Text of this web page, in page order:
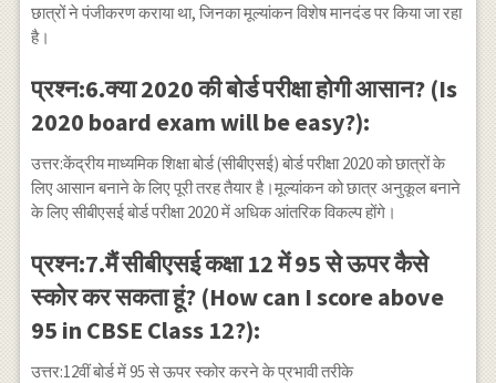
छात्रों ने पंजीकरण कराया था, जिनका मूल्यांकन विशेष मानदंड पर किया जा रहा
है।
प्रश्न:6.क्या 2020 की बोर्ड परीक्षा होगी आसान? (Is
2020 board exam will be easy?):
उत्तर:केंद्रीय माध्यमिक शिक्षा बोर्ड (सीबीएसई) बोर्ड परीक्षा 2020 को छात्रों के
लिए आसान बनाने के लिए पूरी तरह तैयार है।मूल्यांकन को छात्र अनुकूल बनाने
के लिए सीबीएसई बोर्ड परीक्षा 2020 में अधिक आंतरिक विकल्प होंगे।
प्रश्न:7.मैं सीबीएसई कक्षा 12 में 95 से ऊपर कैसे
स्कोर कर सकता हूं? (How can I score above
95 in CBSE Class 12?):
उत्तर:12वीं बोर्ड में 95 से ऊपर स्कोर करने के प्रभावी तरीके